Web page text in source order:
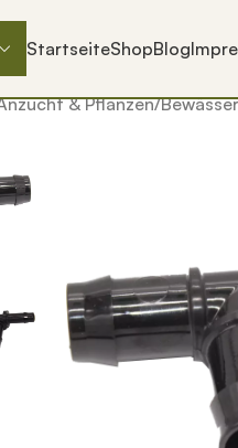
StartseiteShopBlog
& Pflanzen/